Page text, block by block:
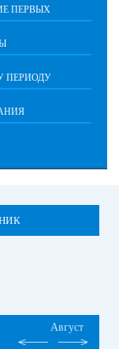
ПЕРВЫХ
ПЕРИОДУ
Август